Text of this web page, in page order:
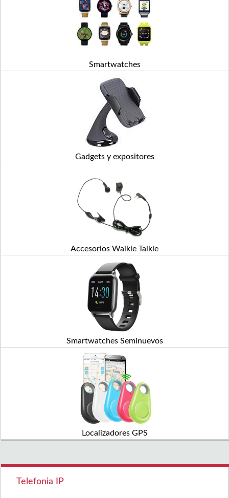
Smartwatches
Gadgets y expositores
Accesorios Walkie Talkie
Smartwatches Seminuevos
Localizadores GPS
Telefonia IP